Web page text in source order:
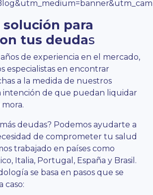
solución para
tus deudas
años de experiencia en el mercado,
especialistas en encontrar
a la medida de nuestros
intención de que puedan liquidar
deudas? Podemos ayudarte a
de comprometer tu salud
trabajado en países como
Italia, Portugal, España y Brasil.
se basa en pasos que se
caso: